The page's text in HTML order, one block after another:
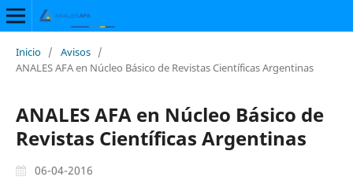
Inicio / Avisos /
ANALES AFA en Núcleo Básico de Revistas Científicas Argentinas
ANALES AFA en Núcleo Básico de
Revistas Científicas Argentinas
06-04-2016